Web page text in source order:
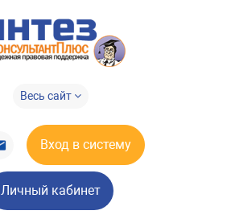
Весь сайт
Вход в систему
Личный кабинет